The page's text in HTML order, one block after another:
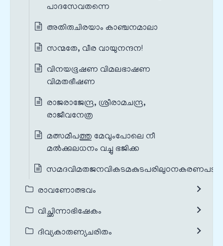
പാദസേവതന്നെ
അതിരുചിരയാം കാഞ്ചനമാലാ
സന്മതേ, വീര വായുനന്ദന!
വിനയഭൂഷണ വിമലഭാഷണ
വിമതഭീഷണ
രാജരാജേന്ദ്ര, ശ്രീരാമചന്ദ്ര,
രാജീവനേത്ര
മത്സമീപത്തു മേവുംപോലെ നീ
മൽക്കുലധനം വച്ചു ഭജിക്ക
സമദവിമതജനവികടമകുടപരിലുഠനകരണപടു
രാവണോത്ഭവം
വിച്ഛിന്നാഭിഷേകം
ദിവ്യകാരുണ്യചരിതം